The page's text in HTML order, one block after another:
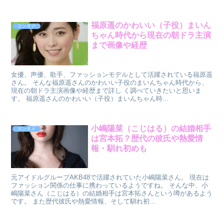
エンタメ
福原遥のかわいい（子役）まいん
ちゃん時代から現在の朝ドラ主演
まで画像や経歴
女優、声優、歌手、ファッションモデルとして活躍されている福原遥
さん。 そんな福原遥さんのかわいい子役のまいんちゃん時代から、
現在の朝ドラ主演画像や経歴まで詳し く調べていきたいと思いま
す。 福原遥さんのかわいい（子役）まいんちゃん時...
エンタメ
小嶋陽菜（こじはる）の結婚相手
は宮本拓？歴代の彼氏や熱愛情
報・馴れ初めも
元アイドルグループAKB48で活躍されていた小嶋陽菜さん。 現在は
ファッション関係の仕事に携わっているようですね。 そんな中、小
嶋陽菜さん（こじはる）の結婚相手は宮本拓さんという噂があるよう
です。 また歴代彼氏や熱愛情報、そして馴れ初...